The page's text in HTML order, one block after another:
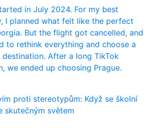
in July 2024. For my best
I planned what felt like the perfect
But the flight got cancelled, and
to rethink everything and choose a
After a long TikTok
we ended up choosing Prague.